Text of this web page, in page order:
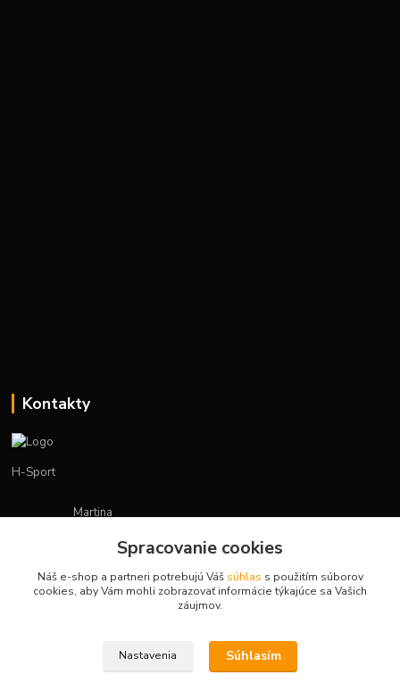
Kontakty
H-Sport
Martina
(Po-Pia, 7-15 hod.)
obchod.hsport@gmail.com
Spracovanie cookies
Náš e-shop a partneri potrebujú Váš súhlas s použitím súborov
cookies, aby Vám mohli zobrazovať informácie týkajúce sa Vašich
záujmov.
Nastavenia Súhlasím